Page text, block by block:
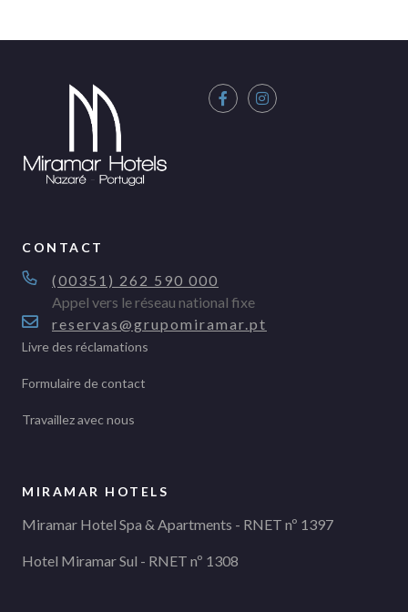
CONTACT
(00351) 262 590 000
Appel vers le réseau national fixe
reservas@grupomiramar.pt
Livre des réclamations
Formulaire de contact
Travaillez avec nous
MIRAMAR HOTELS
Miramar Hotel Spa & Apartments - RNET nº 1397
Hotel Miramar Sul - RNET nº 1308